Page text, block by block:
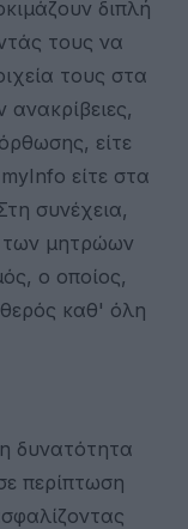
διπλή
τους να
τους στα
είτε
είτε στα
συνέχεια,
των μητρώων
ο οποίος,
καθ' όλη
δυνατότητα
περίπτωση